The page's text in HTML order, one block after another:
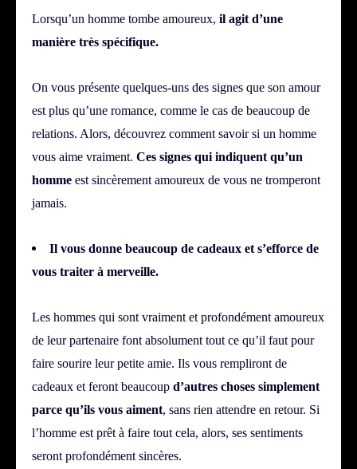
Lorsqu’un homme tombe amoureux, il agit d’une
manière très spécifique.
On vous présente quelques-uns des signes que son amour
est plus qu’une romance, comme le cas de beaucoup de
relations. Alors, découvrez comment savoir si un homme
vous aime vraiment. Ces signes qui indiquent qu’un
homme est sincèrement amoureux de vous ne tromperont
jamais.
Il vous donne beaucoup de cadeaux et s’efforce de
vous traiter à merveille.
Les hommes qui sont vraiment et profondément amoureux
de leur partenaire font absolument tout ce qu’il faut pour
faire sourire leur petite amie. Ils vous rempliront de
cadeaux et feront beaucoup d’autres choses simplement
parce qu’ils vous aiment, sans rien attendre en retour. Si
l’homme est prêt à faire tout cela, alors, ses sentiments
seront profondément sincères.